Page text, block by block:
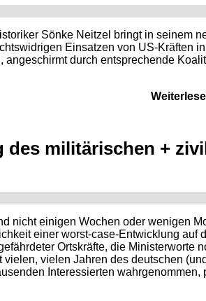
Sönke Neitzel bringt in seinem
Einsatzen von US-Kräften
durch entsprechende
des militärischen +
nicht einigen Wochen oder wenigen
einer worst-case-Entwicklung auf
Ortskräfte, die Ministerworte
vielen Jahren des deutschen (und
Interessierten wahrgenommen,